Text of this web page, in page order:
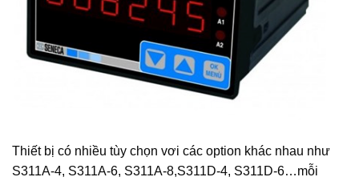
Thiết bị có nhiều tùy chọn vơi các option khác nhau như
S311A-4, S311A-6, S311A-8,S311D-4, S311D-6…mỗi